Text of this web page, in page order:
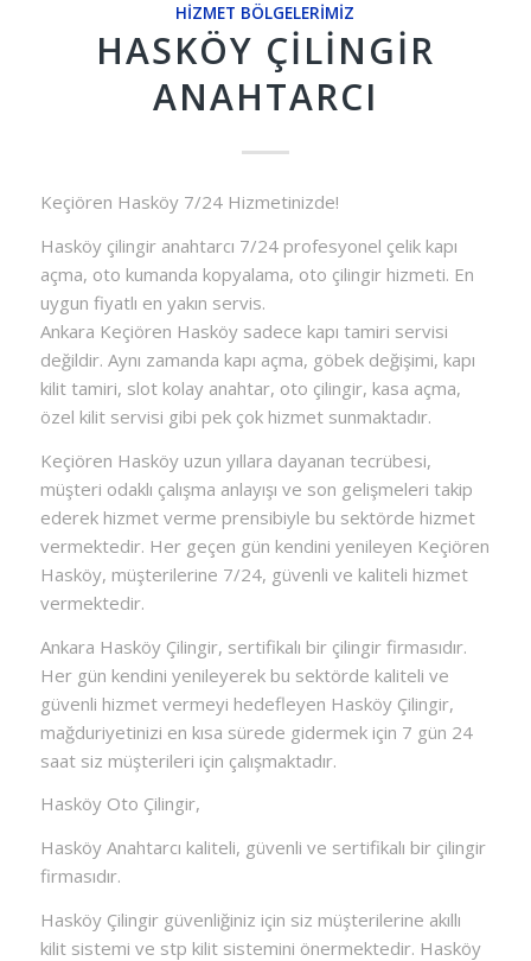
HIZMET BÖLGELERIMIZ
HASKÖY ÇILINGIR
ANAHTARCI
Keçiören Hasköy 7/24 Hizmetinizde!
Hasköy çilingir anahtarcı 7/24 profesyonel çelik kapı
açma, oto kumanda kopyalama, oto çilingir hizmeti. En
uygun fiyatlı en yakın servis.
Ankara Keçiören Hasköy sadece kapı tamiri servisi
değildir. Aynı zamanda kapı açma, göbek değişimi, kapı
kilit tamiri, slot kolay anahtar, oto çilingir, kasa açma,
özel kilit servisi gibi pek çok hizmet sunmaktadır.
Keçiören Hasköy uzun yıllara dayanan tecrübesi,
müşteri odaklı çalışma anlayışı ve son gelişmeleri takip
ederek hizmet verme prensibiyle bu sektörde hizmet
vermektedir. Her geçen gün kendini yenileyen Keçiören
Hasköy, müşterilerine 7/24, güvenli ve kaliteli hizmet
vermektedir.
Ankara Hasköy Çilingir, sertifikalı bir çilingir firmasıdır.
Her gün kendini yenileyerek bu sektörde kaliteli ve
güvenli hizmet vermeyi hedefleyen Hasköy Çilingir,
mağduriyetinizi en kısa sürede gidermek için 7 gün 24
saat siz müşterileri için çalışmaktadır.
Hasköy Oto Çilingir,
Hasköy Anahtarcı kaliteli, güvenli ve sertifikalı bir çilingir
firmasıdır.
Hasköy Çilingir güvenliğiniz için siz müşterilerine akıllı
kilit sistemi ve stp kilit sistemini önermektedir. Hasköy